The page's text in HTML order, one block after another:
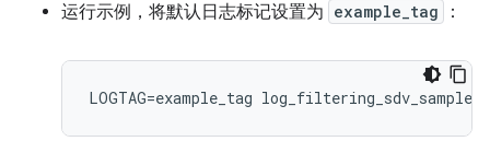
运行示例，将默认日志标记设置为 example_tag ：